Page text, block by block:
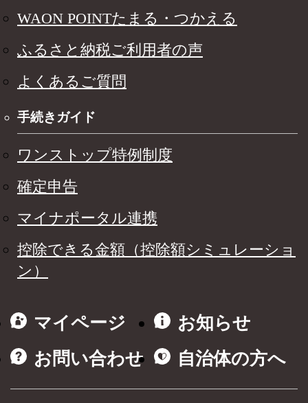
WAON POINTたまる・つかえる
ふるさと納税ご利用者の声
よくあるご質問
手続きガイド
ワンストップ特例制度
確定申告
マイナポータル連携
控除できる金額（控除額シミュレーショ
ン）
マイページ
お知らせ
お問い合わせ
自治体の方へ